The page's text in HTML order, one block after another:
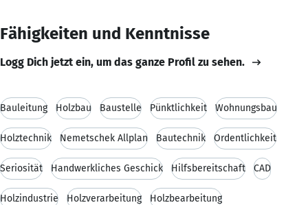
Fähigkeiten und Kenntnisse
Logg Dich jetzt ein, um das ganze Profil zu sehen.
Bauleitung Holzbau Baustelle Pünktlichkeit Wohnungsbau
Holztechnik Nemetschek Allplan Bautechnik Ordentlichkeit
Seriosität Handwerkliches Geschick Hilfsbereitschaft CAD
Holzindustrie Holzverarbeitung Holzbearbeitung